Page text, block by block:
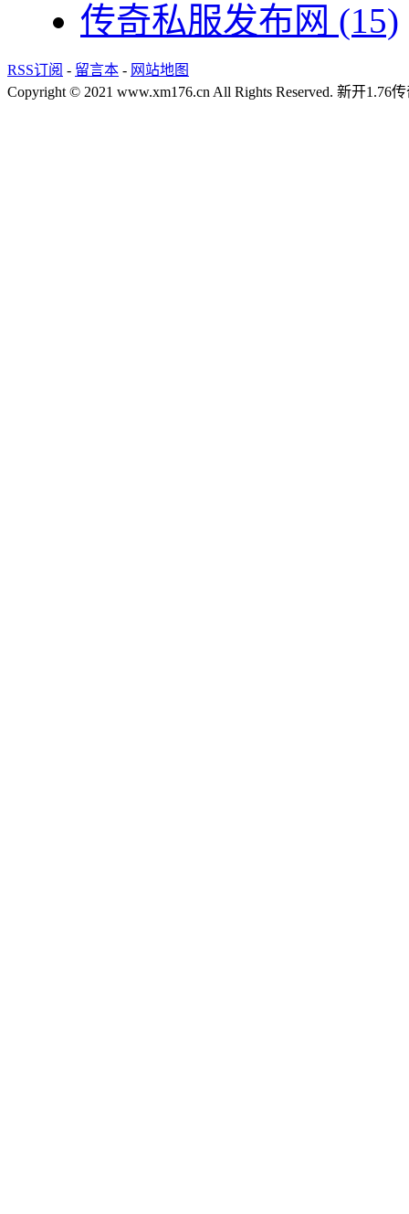
传奇私服发布网 (15)
RSS订阅 - 留言本 - 网站地图
Copyright © 2021 www.xm176.cn All Rights Reserved. 新开1.76